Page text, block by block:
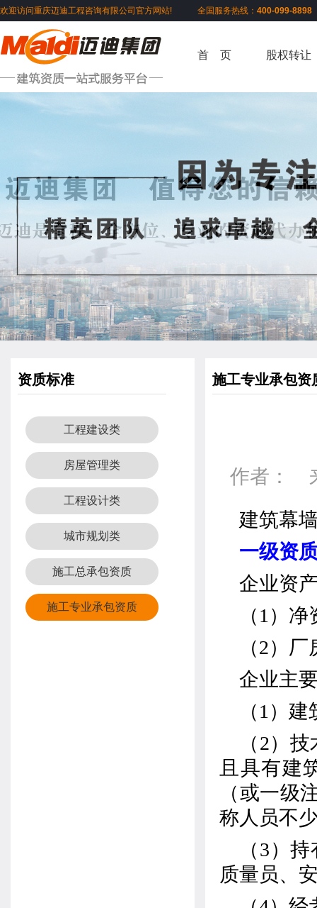
欢迎访问重庆迈迪工程咨询有限公司官方网站! 全国服务热线： 400-099-
首 页 股权转让
资质标准
工程建设类
房屋管理类
工程设计类
城市规划类
施工总承包资质
施工专业承包资质
施工专业承包资
作者：
建筑幕
一级资
企业资
（1 ）
（2）厂
企业主
（1 ）建
（2）
且具有建
（或一级
称人员不
（3）
质量员、